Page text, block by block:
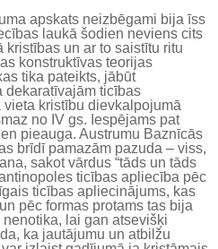
apskats neizbēgami bija īss
laukā šodien neviens cits
kristības un ar to saistītu ritu
konstruktīvas teorijas
tika pateikts, jābūt
dekaratīvajām ticības
kristību dievkalpojumā
no IV gs. Iespējams pat
pieauga. Austrumu Baznīcās
brīdī pamazām pazuda – viss,
sakot vārdus “tāds un tāds
ticības apliecība pēc
ticības apliecinājums, kas
pēc formas protams tas bija
lai gan atsevišķi
ka jautājumu un atbilžu